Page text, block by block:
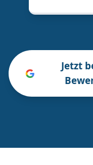
Jetzt